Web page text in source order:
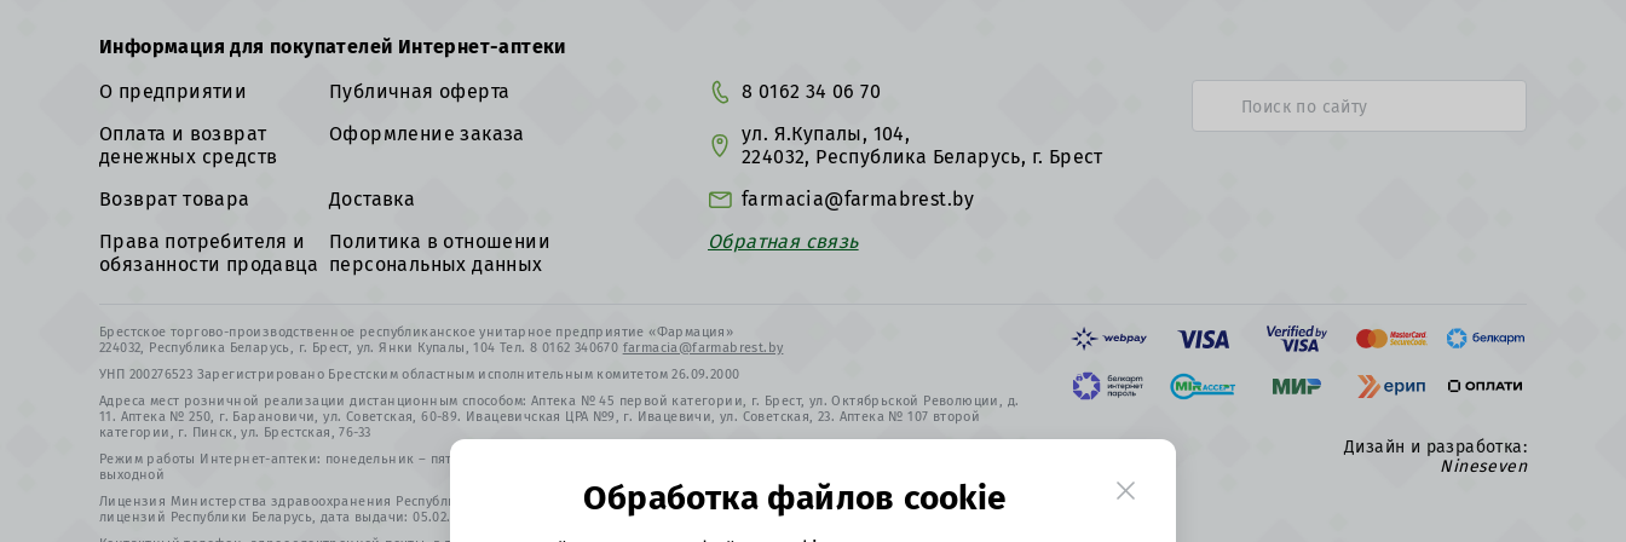
Информация для покупателей Интернет-аптеки
О предприятии
Публичная оферта
Оплата и возврат
денежных средств
Оформление заказа
Возврат товара
Доставка
Права потребителя и
обязанности продавца
Политика в отношении
персональных данных
8 0162 34 06 70
ул. Я.Купалы, 104,
224032, Республика Беларусь, г. Брест
farmacia@farmabrest.by
Обратная связь
Брестское торгово-производственное республиканское унитарное предприятие «Фармация»
224032, Республика Беларусь, г. Брест, ул. Янки Купалы, 104 Тел. 8 0162 340670 farmacia@farmabrest.by
УНП 200276523 Зарегистрировано Брестским областным исполнительным комитетом 26.09.2000
Адреса мест розничной реализации дистанционным способом: Аптека № 45 первой категории, г. Брест, ул. Октябрьской Революции, д.
11. Аптека № 250, г. Барановичи, ул. Советская, 60-89. Ивацевичская ЦРА №9, г. Ивацевичи, ул. Советская, 23. Аптека № 107 второй
категории, г. Пинск, ул. Брестская, 76-33
Режим работы Интернет-аптеки: понедельник – пятница 8.00 – 21.00 Суббота 9.00 - 20.00 Воскресенье 9.00 - 17.00 Праздничные дни –
выходной
Лицензия Министерства здравоохранения Республики Беларусь на фармацевтическую деятельность№ 43200000060805в Едином реестре
лицензий Республики Беларусь, дата выдачи: 05.02.1997. Зарегистрировано в Торговом реестре Республики Беларусь 19.12.2023 № 570058
Дизайн и разработка:
Nineseven
Обработка файлов cookie